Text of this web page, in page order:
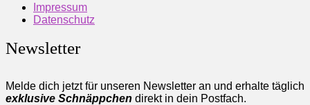
Impressum
Datenschutz
Newsletter
Melde dich jetzt für unseren Newsletter an und erhalte täglich
exklusive Schnäppchen direkt in dein Postfach.